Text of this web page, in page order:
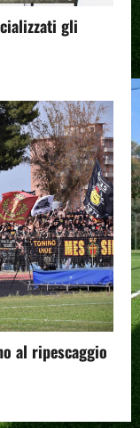
gli
al ripescaggio